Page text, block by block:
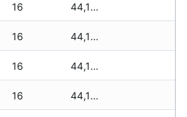
16 44,185 zł
16 44,185 zł
16 44,185 zł
16 44,185 zł